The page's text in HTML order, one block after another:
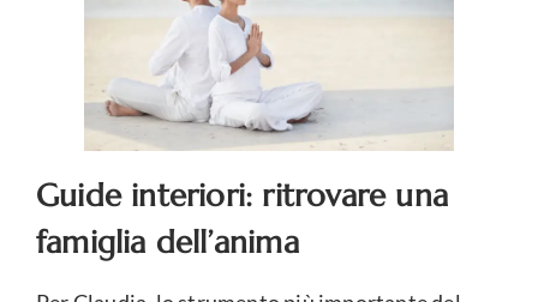
Guide interiori: ritrovare una
famiglia dell’anima